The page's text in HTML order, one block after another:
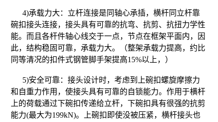
4)承载力大：立杆连接是同轴心承插，横杆同立杆靠
碗扣接头连接，接头具有可靠的抗弯、抗剪、抗扭力学性
能。而且各杆件轴心线交于一点，节点在框架平面内，因
此，结构稳固可靠，承载力大。（整架承载力提高，约比
同等清况的扣件式钢管脚手架提高15%以上，）
5)安全可靠：接头设计时，考虑到上碗扣螺旋摩擦力
和自重力作用，使接头具有可靠的自锁能力。作用于横杆
上的荷载通过下碗扣传递给立杆，下碗扣具有很强的抗剪
能力(最大为199kN)。上碗扣即使没被压紧，横杆接头也